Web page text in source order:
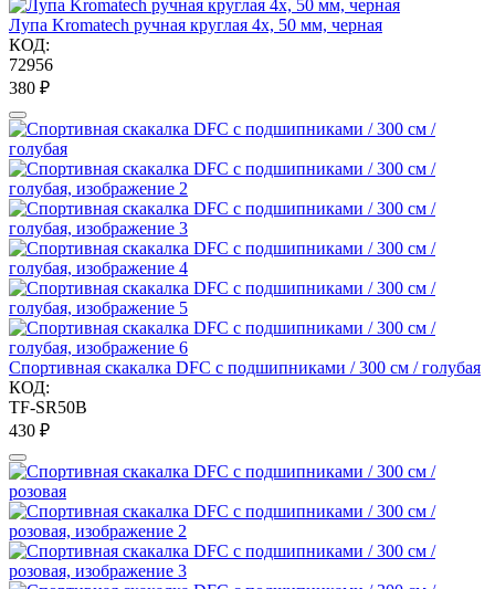
Лупа Kromatech ручная круглая 4x, 50 мм, черная
КОД:
72956
‍380‍ ₽
Спортивная скакалка DFC с подшипниками / 300 см / голубая
КОД:
TF-SR50B
‍430‍ ₽